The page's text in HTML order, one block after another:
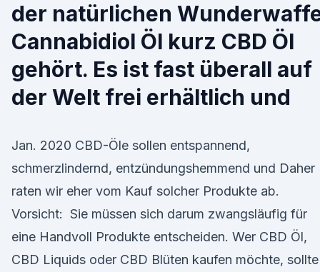
der natürlichen
Cannabidiol Öl kurz CBD Öl
gehört. Es ist fast überall auf
der Welt frei erhältlich und
Jan. 2020 CBD-Öle sollen entspannend,
schmerzlindernd, entzündungshemmend und Daher
raten wir eher vom Kauf solcher Produkte ab.
Vorsicht: Sie müssen sich darum zwangsläufig für
eine Handvoll Produkte entscheiden. Wer CBD Öl,
CBD Liquids oder CBD Blüten kaufen möchte, sollte